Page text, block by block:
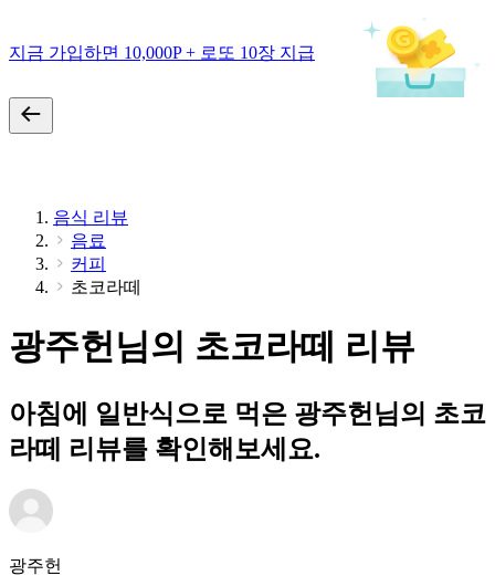
지금 가입하면 10,000P + 로또 10장 지급
음식 리뷰
음료
커피
초코라떼
광주헌님의 초코라떼 리뷰
아침에 일반식으로 먹은 광주헌님의 초코
라떼 리뷰를 확인해보세요.
광주헌